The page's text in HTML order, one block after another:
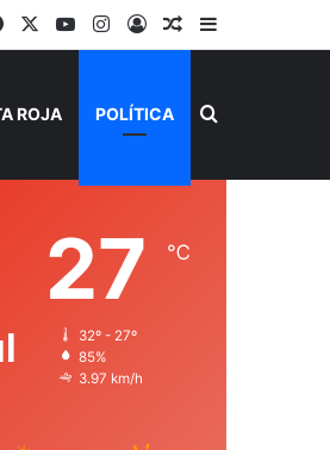
FacebookYouTubeInstagram
AccesoPublicación al
Barra lateral
ROJA POLÍTICA Buscar por
27 ℃
32º - 27º
85%
3.97 km/h